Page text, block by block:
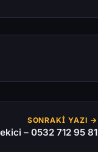
SONRAKI YAZI →
– 0532 712 95 81